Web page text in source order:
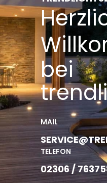
bei
MAIL
TELEFON
02306 /